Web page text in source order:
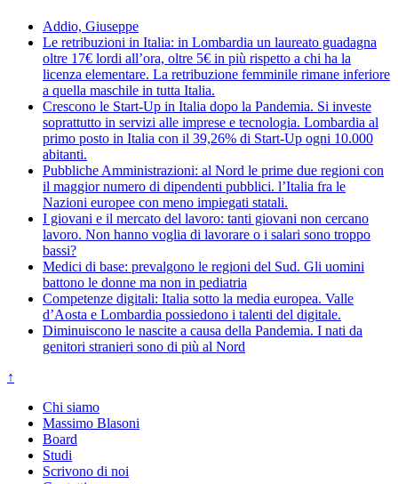
Addio, Giuseppe
Le retribuzioni in Italia: in Lombardia un laureato guadagna
oltre 17€ lordi all’ora, oltre 5€ in più rispetto a chi ha la
licenza elementare. La retribuzione femminile rimane inferiore
a quella maschile in tutta Italia.
Crescono le Start-Up in Italia dopo la Pandemia. Si investe
soprattutto in servizi alle imprese e tecnologia. Lombardia al
primo posto in Italia con il 39,26% di Start-Up ogni 10.000
abitanti.
Pubbliche Amministrazioni: al Nord le prime due regioni con
il maggior numero di dipendenti pubblici. l’Italia fra le
Nazioni europee con meno impiegati statali.
I giovani e il mercato del lavoro: tanti giovani non cercano
lavoro. Non hanno voglia di lavorare o i salari sono troppo
bassi?
Medici di base: prevalgono le regioni del Sud. Gli uomini
battono le donne ma non in pediatria
Competenze digitali: Italia sotto la media europea. Valle
d’Aosta e Lombardia possiedono i talenti del digitale.
Diminuiscono le nascite a causa della Pandemia. I nati da
genitori stranieri sono di più al Nord
↑
Chi siamo
Massimo Blasoni
Board
Studi
Scrivono di noi